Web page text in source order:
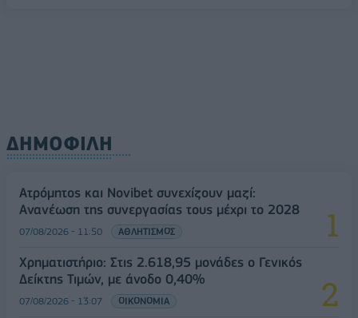
ΔΗΜΟΦΙΛΗ
Ατρόμητος και Novibet συνεχίζουν μαζί:
Ανανέωση της συνεργασίας τους μέχρι το 2028
07/08/2026 - 11:50 ΑΘΛΗΤΙΣΜΟΣ
Χρηματιστήριο: Στις 2.618,95 μονάδες ο Γενικός
Δείκτης Τιμών, με άνοδο 0,40%
07/08/2026 - 13:07 ΟΙΚΟΝΟΜΙΑ